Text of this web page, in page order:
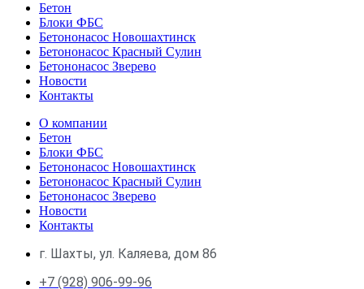
Бетон
Блоки ФБС
Бетононасос Новошахтинск
Бетононасос Красный Сулин
Бетононасос Зверево
Новости
Контакты
О компании
Бетон
Блоки ФБС
Бетононасос Новошахтинск
Бетононасос Красный Сулин
Бетононасос Зверево
Новости
Контакты
г. Шахты, ул. Каляева, дом 86
+7 (928) 906-99-96